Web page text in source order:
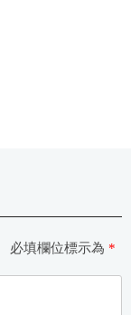
必填欄位標示為 *